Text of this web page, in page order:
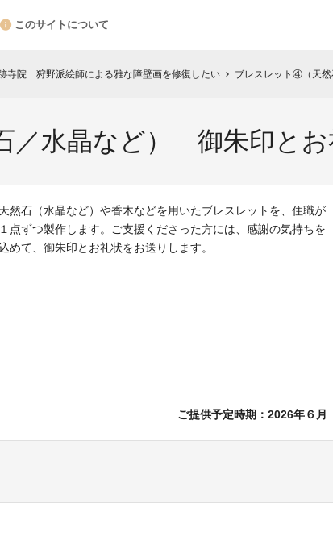
このサイトについて
寺院 狩野派絵師による雅な障壁画を修復したい chevron_right ブレスレット④（天
／水晶など） 御朱印とお
天然石（水晶など）や香木などを用いたブレスレットを、住職が
１点ずつ製作します。ご支援くださった方には、感謝の気持ちを
めて、御朱印とお礼状をお送りします。
ご提供予定時期：2026年６月